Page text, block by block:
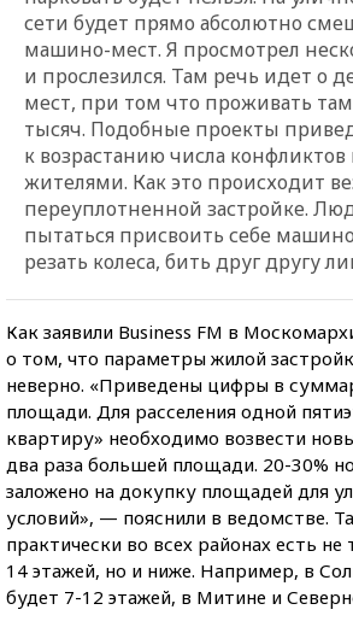
сети будет прямо абсолютно
машино-мест. Я просмотрел
и прослезился. Там речь идет о
мест, при том что проживать
тысяч. Подобные проекты
к возрастанию числа
жителями. Как это происходит
переуплотненной застройке.
пытаться присвоить себе
резать колеса, бить друг другу
Как заявили Business FM в
о том, что параметры жилой
неверно. «Приведены цифры в
площади. Для расселения одной
квартиру» необходимо возвести
два раза большей площади. 20-30%
заложено на докупку площадей для
условий», — пояснили в ведомстве.
практически во всех районах есть
14 этажей, но и ниже. Например, в
будет 7-12 этажей, в Митине и